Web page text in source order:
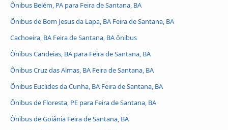
Ônibus Belém, PA para Feira de Santana, BA
Ônibus de Bom Jesus da Lapa, BA Feira de Santana, BA
Cachoeira, BA Feira de Santana, BA ônibus
Ônibus Candeias, BA para Feira de Santana, BA
Ônibus Cruz das Almas, BA Feira de Santana, BA
Ônibus Euclides da Cunha, BA Feira de Santana, BA
Ônibus de Floresta, PE para Feira de Santana, BA
Ônibus de Goiânia Feira de Santana, BA